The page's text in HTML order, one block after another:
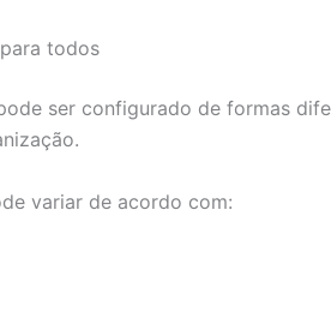
todos
ser configurado de formas
variar de acordo com: